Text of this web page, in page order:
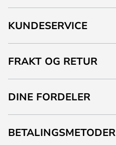
KUNDESERVICE
FRAKT OG RETUR
DINE FORDELER
BETALINGSMETODER